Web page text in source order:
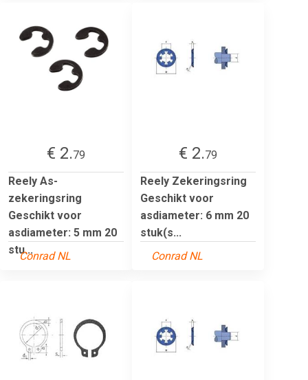
€ 2.79
Reely As-
zekeringsring
Geschikt voor
asdiameter: 5 mm 20
stu...Conrad NL
€ 2.79
Reely Zekeringsring
Geschikt voor
asdiameter: 6 mm 20
stuk(s...
Conrad NL